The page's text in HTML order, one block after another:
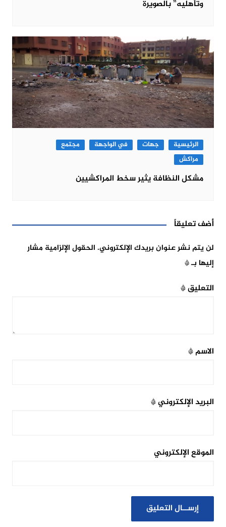
وتأهليه” بالصويرة
الرئيسية جهات في الواجهة
مجتمع
مراكش
مشكل النظافة يثير سخط المراكشيين
أضف تعليقاً
لن يتم نشر عنوان بريدك الإلكتروني. الحقول الإلزامية مشار
إليها بـ*
التعليق*
الاسم*
البريد الإلكتروني*
الموقع الإلكتروني